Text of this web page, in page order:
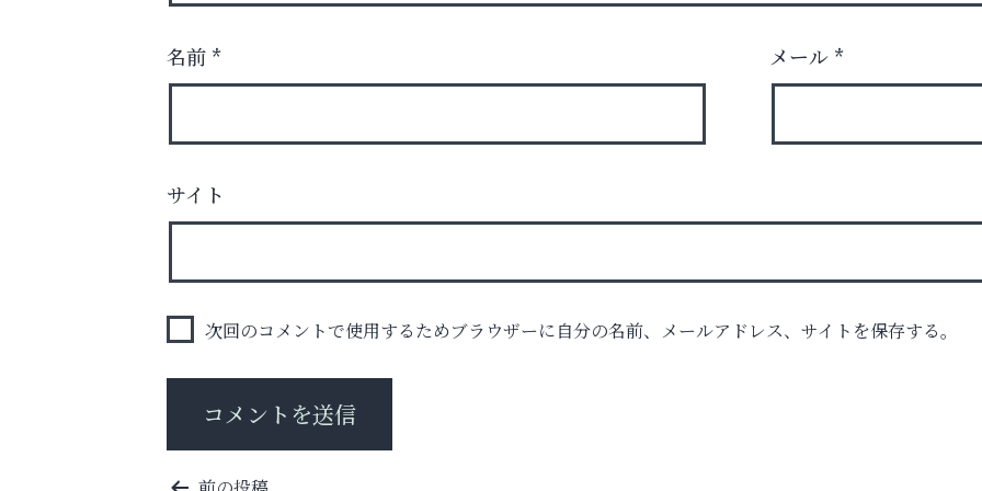
洋服お売りください！ 買取サービスは
名前 * メール *
サイト
次回のコメントで使用するためブラウザーに自分の名前、メールアドレス、サイトを保存する。